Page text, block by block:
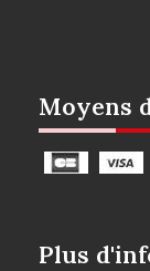
Moyens
Plus